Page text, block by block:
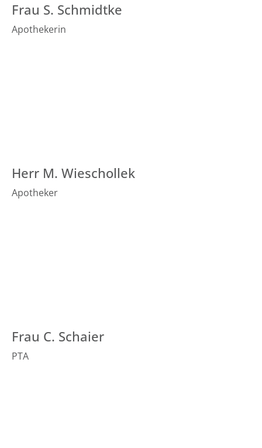
Frau S. Schmidtke
Apothekerin
Herr M. Wieschollek
Apotheker
Frau C. Schaier
PTA